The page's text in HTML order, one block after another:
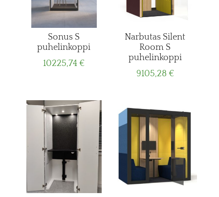
Sonus S
puhelinkoppi
10225,74€
Narbutas Silent
Room S
puhelinkoppi
9105,28 €